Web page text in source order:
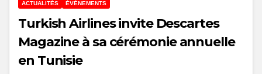
ACTUALITÉS ÈVÈNEMENTS
Turkish Airlines invite Descartes
Magazine à sa cérémonie annuelle
en Tunisie